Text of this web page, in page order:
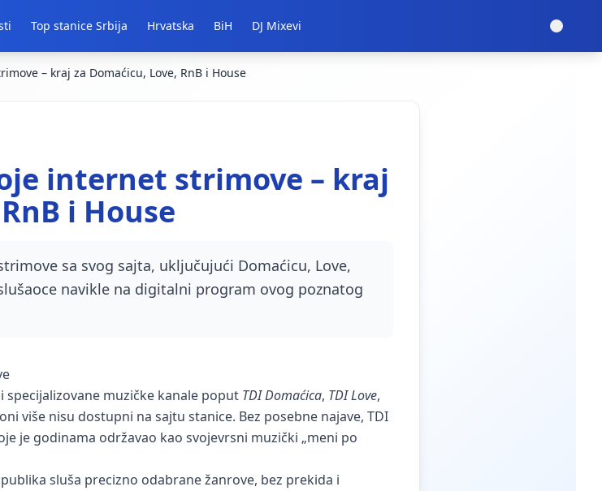
Top stanice Srbija Hrvatska BiH DJ Mixevi
– kraj za Domaćicu, Love, RnB i House
internet strimove – kraj
i House
sa svog sajta, uključujući Domaćicu, Love,
navikle na digitalni program ovog poznatog
specijalizovane muzičke kanale poput TDI Domaćica, TDI Love,
više nisu dostupni na sajtu stanice. Bez posebne najave, TDI
je godinama održavao kao svojevrsni muzički „meni po
sluša precizno odabrane žanrove, bez prekida i